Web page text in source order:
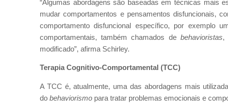
“Algumas abordagens são baseadas em técnicas mais
mudar comportamentos e pensamentos disfuncionais,
comportamento disfuncional específico, por exemplo
comportamentais, também chamados de behavioristas,
modificado”, afirma Schirley.
Terapia Cognitivo-Comportamental (TCC)
A TCC é, atualmente, uma das abordagens mais
do behaviorismo para tratar problemas emocionais e